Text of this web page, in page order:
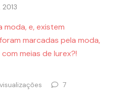
moda, e, existem
marcadas pela moda,
meias de lurex?!
7